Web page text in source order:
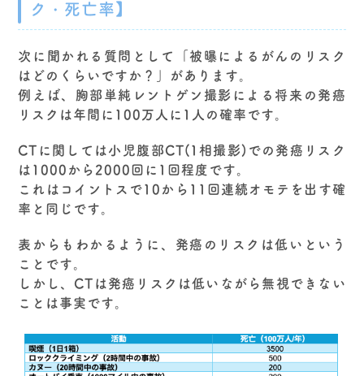
ク・死亡率】
次に聞かれる質問として「被曝によるがんのリスク
はどのくらいですか？」があります。
例えば、胸部単純レントゲン撮影による将来の発癌
リスクは年間に100万人に1人の確率です。
CTに関しては小児腹部CT(1相撮影)での発癌リスク
は1000から2000回に1回程度です。
これはコイントスで10から11回連続オモテを出す確
率と同じです。
表からもわかるように、発癌のリスクは低いという
ことです。
しかし、CTは発癌リスクは低いながら無視できない
ことは事実です。